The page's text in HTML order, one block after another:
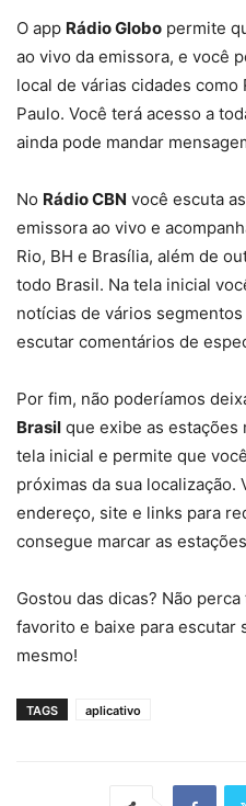
O app Rádio Globo permite
ao vivo da emissora, e você
local de várias cidades como
Paulo. Você terá acesso a
ainda pode mandar
No Rádio CBN você escuta
emissora ao vivo e
Rio, BH e Brasília, além de
todo Brasil. Na tela inicial
notícias de vários
escutar comentários de
Por fim, não poderíamos
Brasil que exibe as estações
tela inicial e permite que
próximas da sua localização.
endereço, site e links para
consegue marcar as
Gostou das dicas? Não
favorito e baixe para escutar
mesmo!
TAGS aplicativo